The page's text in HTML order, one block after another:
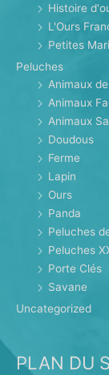
Histoire
L'Ours
Petites
Peluches
Animaux
Animaux
Animaux
Doudous
Ferme
Lapin
Ours
Panda
Peluches
Peluches
Porte Clés
Savane
Uncategorized
PLAN DU